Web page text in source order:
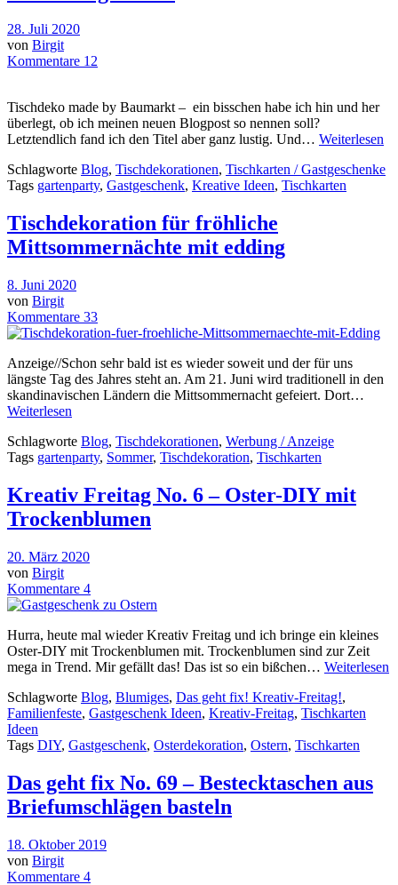
28. Juli 2020
von Birgit
Kommentare 12
Tischdeko made by Baumarkt – ein bisschen habe ich hin und her
überlegt, ob ich meinen neuen Blogpost so nennen soll?
Letztendlich fand ich den Titel aber ganz lustig. Und… Weiterlesen
Schlagworte Blog, Tischdekorationen, Tischkarten / Gastgeschenke
Tags gartenparty, Gastgeschenk, Kreative Ideen, Tischkarten
Tischdekoration für fröhliche
Mittsommernächte mit edding
8. Juni 2020
von Birgit
Kommentare 33
Anzeige//Schon sehr bald ist es wieder soweit und der für uns
längste Tag des Jahres steht an. Am 21. Juni wird traditionell in den
skandinavischen Ländern die Mittsommernacht gefeiert. Dort…
Weiterlesen
Schlagworte Blog, Tischdekorationen, Werbung / Anzeige
Tags gartenparty, Sommer, Tischdekoration, Tischkarten
Kreativ Freitag No. 6 – Oster-DIY mit
Trockenblumen
20. März 2020
von Birgit
Kommentare 4
Hurra, heute mal wieder Kreativ Freitag und ich bringe ein kleines
Oster-DIY mit Trockenblumen mit. Trockenblumen sind zur Zeit
mega in Trend. Mir gefällt das! Das ist so ein bißchen… Weiterlesen
Schlagworte Blog, Blumiges, Das geht fix! Kreativ-Freitag!,
Familienfeste, Gastgeschenk Ideen, Kreativ-Freitag, Tischkarten
Ideen
Tags DIY, Gastgeschenk, Osterdekoration, Ostern, Tischkarten
Das geht fix No. 69 – Bestecktaschen aus
Briefumschlägen basteln
18. Oktober 2019
von Birgit
Kommentare 4